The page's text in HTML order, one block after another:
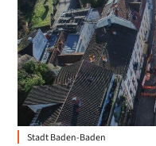
Stadt Baden-Baden